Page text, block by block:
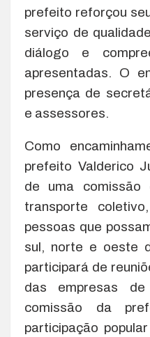
prefeito reforçou
serviço de
diálogo e
apresentadas. O
presença de
e assessores.
Como
prefeito Valderico
de uma
transporte
pessoas que
sul, norte e oeste
participará de
das empresas
comissão da
participação